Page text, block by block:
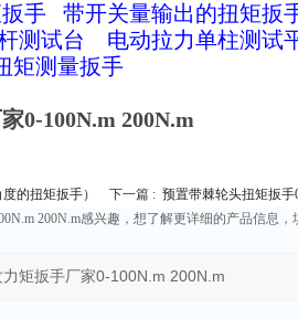
手
带开关量输出的扭矩扳
测试台 电动拉力单柱测试
矩测量扳手
0-100N.m 200N.m
的扭矩扳手） 下一篇 : 预置带棘轮头扭矩扳手
200N.m感兴趣，想了解更详细的产品信息，